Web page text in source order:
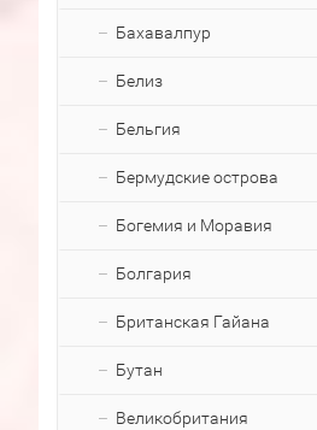
Бахавалпур
Белиз
Бельгия
Бермудские острова
Богемия и Моравия
Болгария
Британская Гайана
Бутан
Великобритания